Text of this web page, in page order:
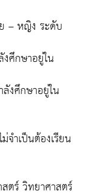
– หญิง ระดับ
ศึกษาอยู่ใน
งศึกษาอยู่ใน
จำเป็นต้องเรียน
ตร์ วิทยาศาสตร์